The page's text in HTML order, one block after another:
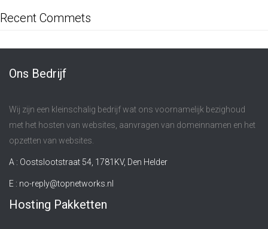
Recent Commets
Ons Bedrijf
Wij zijn een kleinschalig bedrijf wat ons voornamelijk bezighoud
met het hosten van websites, aanvragen van domeinnamen en het
opzetten van websites.
A : Oostslootstraat 54, 1781KV, Den Helder
E : no-reply@topnetworks.nl
Hosting Pakketten